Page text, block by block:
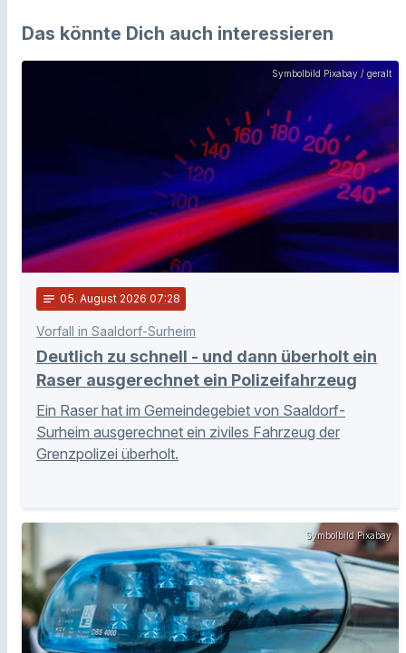
Das könnte Dich auch interessieren
Symbolbild Pixabay / geralt
notes 05. August 2026 07:28
Vorfall in Saaldorf-Surheim
Deutlich zu schnell - und dann überholt ein
Raser ausgerechnet ein Polizeifahrzeug
Ein Raser hat im Gemeindegebiet von Saaldorf-
Surheim ausgerechnet ein ziviles Fahrzeug der
Grenzpolizei überholt.
Symbolbild Pixabay